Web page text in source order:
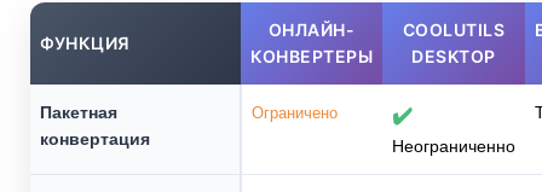
ФУНКЦИЯ
ОНЛАЙН-
КОНВЕРТЕРЫ
COOLUTILS
DESKTOP
Пакетная
конвертация
Ограничено ✔️
Неограниченно